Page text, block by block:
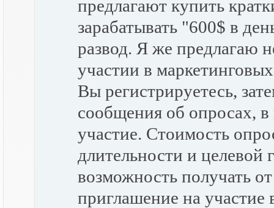
предлагают купить
зарабатывать "600$ в
развод. Я же предлагаю
участии в
Вы регистрируетесь,
сообщения об опросах,
участие. Стоимость
длительности и целевой
возможность получать
приглашение на